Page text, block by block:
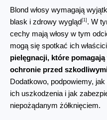
Blond włosy wymagają
blask i zdrowy wygląd[1] . W
cechy mają włosy w tym
mogą się spotkać ich
pielęgnacji, które
ochronie przed
Dodatkowo, podpowiemy,
ich uszkodzenia i jak
niepożądanym żółknięciem.